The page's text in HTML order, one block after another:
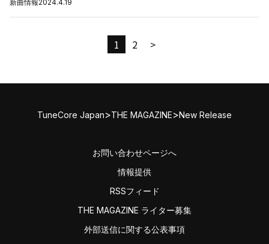
新曲情報2024.4.19
1 2 >
TuneCore Japan>THE MAGAZINE>New Release
お問い合わせページへ
情報提供
RSSフィード
THE MAGAZINE ライター募集
外部送信に関する公表事項